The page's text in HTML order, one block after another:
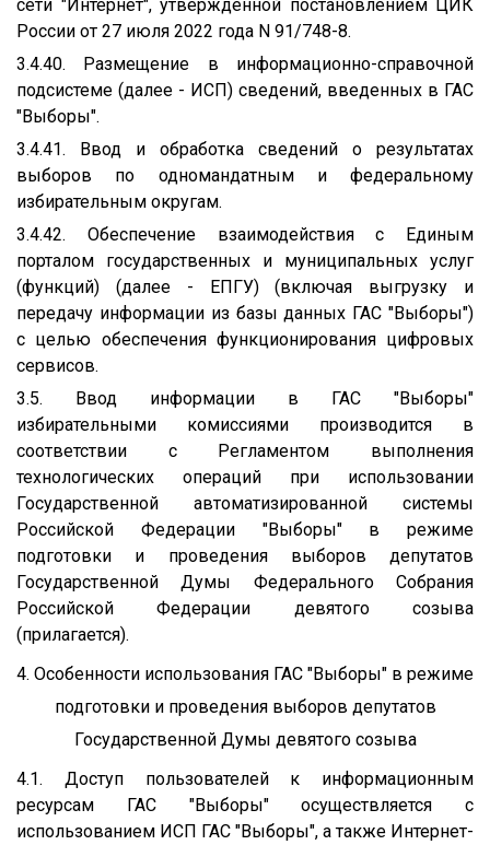
сети "Интернет", утвержденной постановлением ЦИК
России от 27 июля 2022 года N 91/748-8.
3.4.40. Размещение в информационно-справочной
подсистеме (далее - ИСП) сведений, введенных в ГАС
"Выборы".
3.4.41. Ввод и обработка сведений о результатах
выборов по одномандатным и федеральному
избирательным округам.
3.4.42. Обеспечение взаимодействия с Единым
порталом государственных и муниципальных услуг
(функций) (далее - ЕПГУ) (включая выгрузку и
передачу информации из базы данных ГАС "Выборы")
с целью обеспечения функционирования цифровых
сервисов.
3.5. Ввод информации в ГАС "Выборы"
избирательными комиссиями производится в
соответствии с Регламентом выполнения
технологических операций при использовании
Государственной автоматизированной системы
Российской Федерации "Выборы" в режиме
подготовки и проведения выборов депутатов
Государственной Думы Федерального Собрания
Российской Федерации девятого созыва
(прилагается).
4. Особенности использования ГАС "Выборы" в режиме
подготовки и проведения выборов депутатов
Государственной Думы девятого созыва
4.1. Доступ пользователей к информационным
ресурсам ГАС "Выборы" осуществляется с
использованием ИСП ГАС "Выборы", а также Интернет-